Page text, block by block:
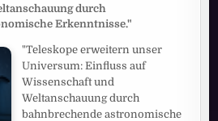
durch
Erkenntnisse."
"Teleskope erweitern unser
Universum: Einfluss auf
Wissenschaft und
Weltanschauung durch
bahnbrechende astronomische